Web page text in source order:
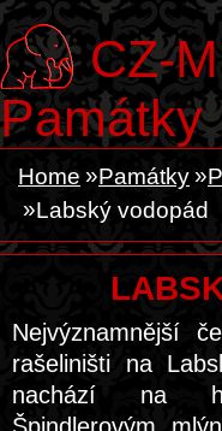
CZ-
Památky
Home Památky
Labský vodopád
Nejvýznamnější
rašeliništi na
nachází na